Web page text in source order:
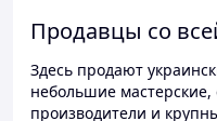
Продавцы со
Здесь продают
небольшие
производители и